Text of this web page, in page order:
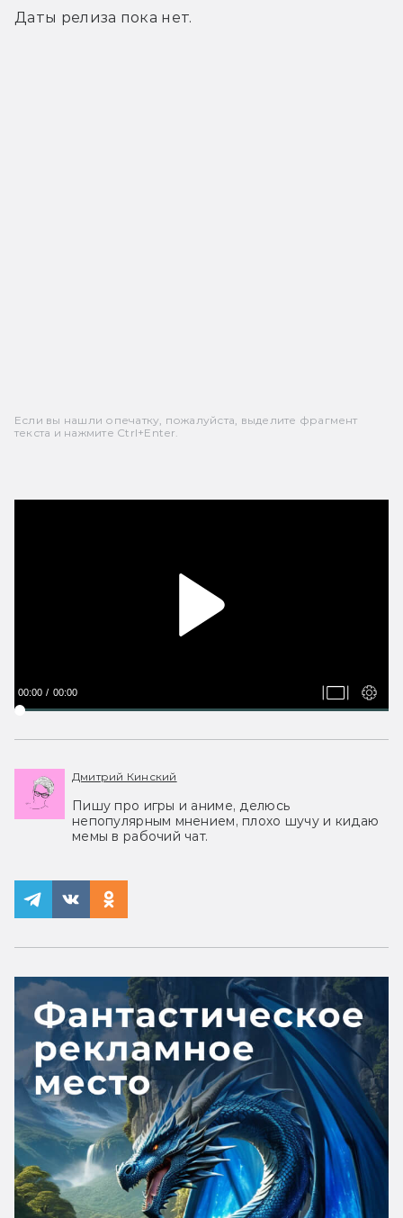
Даты релиза пока нет.
Если вы нашли опечатку, пожалуйста, выделите фрагмент
текста и нажмите Ctrl+Enter.
00:00 00:00
Дмитрий Кинский
Пишу про игры и аниме, делюсь
непопулярным мнением, плохо шучу и кидаю
мемы в рабочий чат.